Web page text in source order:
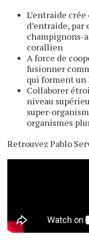
L’entraide
d’entraide, par
champignons-
corallien
A force de
fusionner
qui forment
Collaborer
niveau
super-
organismes
Retrouvez Pablo